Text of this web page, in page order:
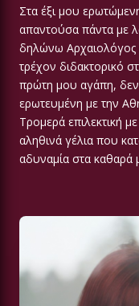
Στα έξι μου
απαντούσα πάντα με
δηλώνω Αρχαιολόγος
τρέχον διδακτορικό
πρώτη μου αγάπη,
ερωτευμένη με την
Τρομερά επιλεκτική
αληθινά γέλια που
αδυναμία στα καθαρά